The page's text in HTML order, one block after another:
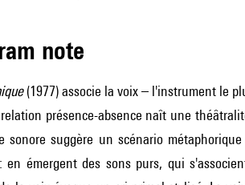
note
(1977) associe la voix – l'instrument le
présence-absence naît une
sonore suggère un scénario
en émergent des sons purs, qui